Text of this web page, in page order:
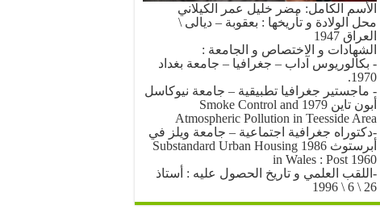
الأسم الكامل: مضر خليل عمر الكيلاني
محل الولادة و تأريخها : بعقوبة – ديالى \
العراق 1947
الشهادات و الاختصاص و الجامعة :
- بكالوريوس آداب – جغرافيا – جامعة بغداد
1970.
- ماجستير جغرافيا تطبيقية – جامعة نيوكاسل
أبون تاين 1979 Smoke Control and
Atmospheric Pollution in Teesside Area
-دكتوراه جغرافية اجتماعية – جامعة ويلز في
أبرستوث 1986 Substandard Urban Housing
in Wales : Post 1960
-اللقب العلمي و تاريخ الحصول عليه : أستاذ
26 \ 6 \ 1996